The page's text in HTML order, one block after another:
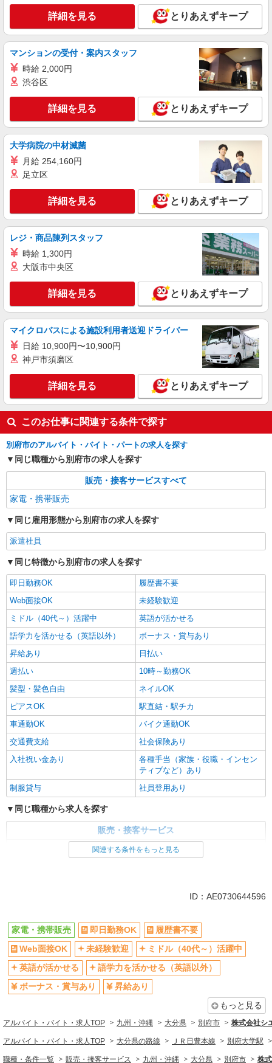
株式会社シエロ
スマホ携帯販売【ソフトバンク】
時給1400円〜1450円（経験・能力による） ※
残業代支給 ★交通費別途支給（規定あり） ゜
+゜・。○。・゜+゜・。○。・゜+゜ 入社祝い金10
有）★ ゜・。○。・゜+゜・。○。・゜+゜
詳細を見る
紹介予定派遣
株式会社シエロ
携帯販売スタッフ【softbank】
時給1400円〜1450円（経験・能力による） ※
残業代支給 ★交通費別途支給（規定あり） ゜
+゜・。○。・゜+゜・。○。・゜+゜ 入社祝い金10
万円支給(規定有) お友達を紹介頂くと, インセンテ
ィブ支給(規定有) ★月2回払い・週払い可能（規程
有）★ ゜・。○。・゜+゜・。○。・゜+゜
詳細を見る
派遣社員
株式会社シエロ
【ソフトバンク】の店舗スタッフ
月給240000円〜300800円（経験・能力によ
る） 固定残業代:37300円〜46600円（25時間相
当） ＊時間外勤務の有無にかかわらず固定残業代
は支給されます。また、相当時間を超えて時間外
勤務した場合は1分単位で残業代が追加で支給され
ます。 ※試用期間あり4ヶ月 月給25万円以上 ※
残業代支給 ★交通費別途支給（規定あり） ゜
+゜・。○。・゜+゜・。○。・゜+゜ 入社祝い金10
ィブ支給(規定有) ゜・。○。・゜+゜・。○。・゜
+゜
大分県別府市のsoftbankショップ
キープ 詳細を見る
紹介予定派遣
株式会社シエロ
【au】人気機種に詳しくなれる携帯販売
未経験 時給1300円 経験者 時給1400円 ※残
業代支給 ★交通費別途支給（規定あり） ゜
+゜・。○。・゜+゜・。○。・゜+゜ 入社祝い金10
万円支給(規定有) お友達を紹介頂くと, インセンテ
ィブ支給(規定有) ★月2回払い・週払い可能（規程
有）★ ゜・。○。・゜+゜・。○。・゜+゜
大分県別府市のauショップ
キープ
詳細を見る とりあえずキープ
マンションの受付・案内スタッフ
時給 2,000円
渋谷区
詳細を見る とりあえずキープ
大学病院の中材滅菌
月給 254,160円
足立区
詳細を見る とりあえずキープ
レジ・商品陳列スタッフ
時給 1,300円
大阪市中央区
詳細を見る とりあえずキープ
マイクロバスによる施設利用者送迎ドライバー
日給 10,900円〜10,900円
神戸市須磨区
詳細を見る とりあえずキープ
このお仕事に関連する条件で探す
別府市のアルバイト・バイト・パートの求人を探す
同じ職種から別府市の求人を探す
販売・接客サービスすべて
家電・携帯販売
同じ雇用形態から別府市の求人を探す
派遣社員
同じ特徴から別府市の求人を探す
即日勤務OK
履歴書不要
Web面接OK
未経験歓迎
ミドル（40代～）活躍中
英語が活かせる
語学力を活かせる（英語以外）
ボーナス・賞与あり
昇給あり
日払い
週払い
10時～勤務OK
髪型・髪色自由
ネイルOK
ピアスOK
駅直結・駅チカ
車通勤OK
バイク通勤OK
交通費支給
社会保険あり
入社祝い金あり
各種手当（家族・役職・インセン
ティブなど）あり
制服貸与
社員登用あり
同じ職種から求人を探す
販売・接客サービス
日払い
車通勤OK
交通費支給
社会保険あり
社員登用あり
関連する条件をもっと見る
ID：AE0730644596
家電・携帯販売 即日勤務OK
履歴書不要
Web面接OK
未経験歓迎
ミドル（40代～）活躍中
英語が活かせる
語学力を活かせる（英語以外）
ボーナス・賞与あり
昇給あり
もっと見る
アルバイト・バイト・求人TOP 九州・沖縄 大分県 別府市 株式会社シ
アルバイト・バイト・求人TOP 大分県の路線 ＪＲ日豊本線 別府大学駅
職種・条件一覧 販売・接客サービス 九州・沖縄 大分県 別府市 株